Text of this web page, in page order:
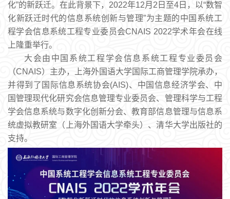
化”的新跃迁。在此背景下，2022年12月2日至4日，以“数智
化新跃迁时代的信息系统创新与管理”为主题的中国系统工
程学会信息系统工程专业委员会CNAIS 2022学术年会在线
上隆重举行。
大会由中国系统工程学会信息系统工程专业委员会
（CNAIS）主办，上海外国语大学国际工商管理学院承办，
并得到了国际信息系统协会(AIS)、中国信息经济学会、中
国管理现代化研究会信息管理专业委员会、管理科学与工程
学会信息系统与数字化创新分会、教育部信息管理与信息系
统虚拟教研室（上海外国语大学牵头）、清华大学出版社的
支持。